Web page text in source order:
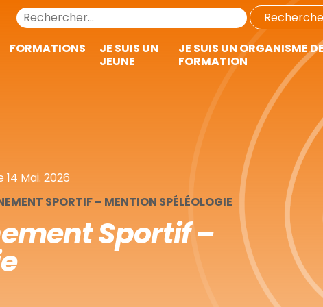
FORMATIONS
JE SUIS UN
JEUNE
JE SUIS UN ORGANISME
FORMATION
14 Mai. 2026
SPORTIF – MENTION SPÉLÉOLOGIE
Sportif –